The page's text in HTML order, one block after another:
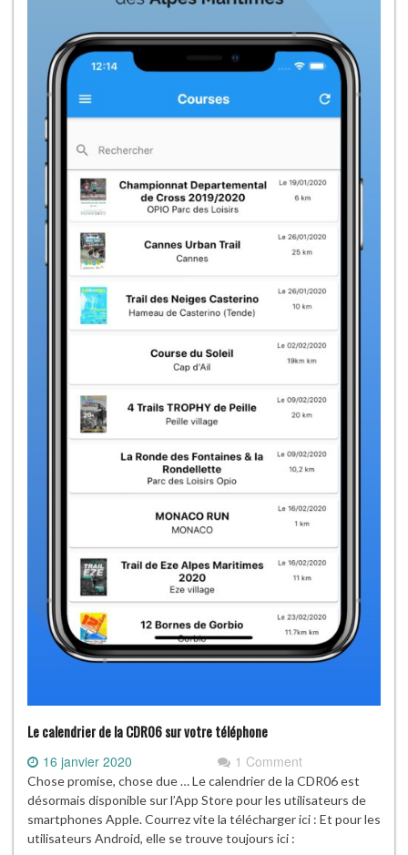
Le calendrier de la CDR06 sur votre téléphone
16 janvier 2020 1 Comment
Chose promise, chose due … Le calendrier de la CDR06 est
désormais disponible sur l’App Store pour les utilisateurs de
smartphones Apple. Courrez vite la télécharger ici : Et pour les
utilisateurs Android, elle se trouve toujours ici :